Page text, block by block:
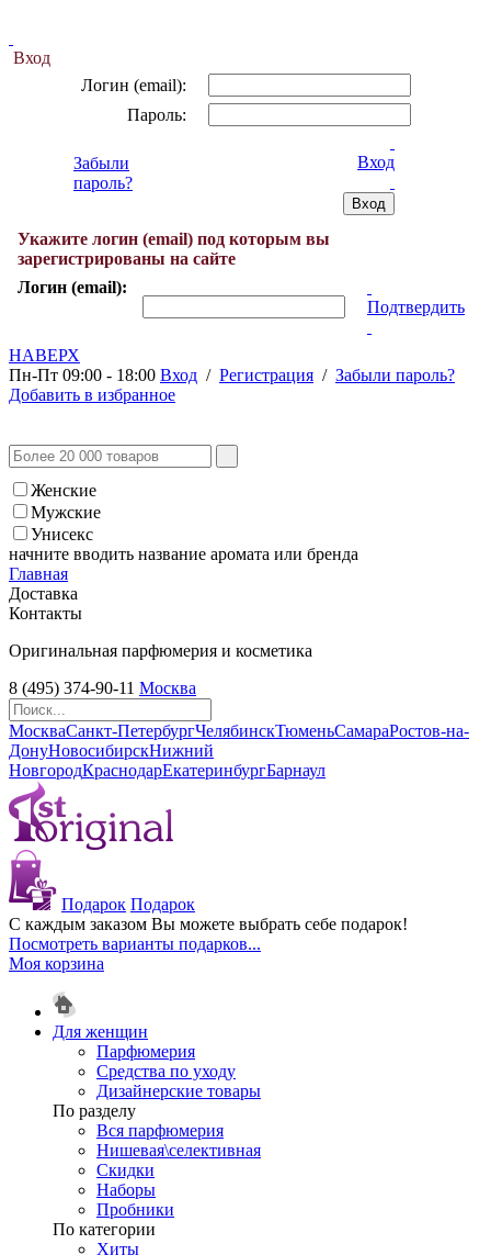
Вход
Логин (email):
Пароль:
Забыли
пароль?
Вход
Укажите логин (email) под которым вы
зарегистрированы на сайте
Логин (email):
Подтвердить
НАВЕРХ
Пн-Пт 09:00 - 18:00 Вход / Регистрация / Забыли пароль?
Добавить в избранное
Женские
Мужские
Унисекс
начните вводить название аромата или бренда
Главная
Доставка
Контакты
Оригинальная парфюмерия и косметика
8 (495) 374-90-11 Москва
МоскваСанкт-ПетербургЧелябинскТюменьСамараРостов-на-
ДонуНовосибирскНижний
НовгородКраснодарЕкатеринбургБарнаул
Подарок Подарок
С каждым заказом Вы можете выбрать себе подарок!
Посмотреть варианты подарков...
Моя корзина
Для женщин
Парфюмерия
Средства по уходу
Дизайнерские товары
По разделу
Вся парфюмерия
Нишевая\селективная
Скидки
Наборы
Пробники
По категории
Хиты